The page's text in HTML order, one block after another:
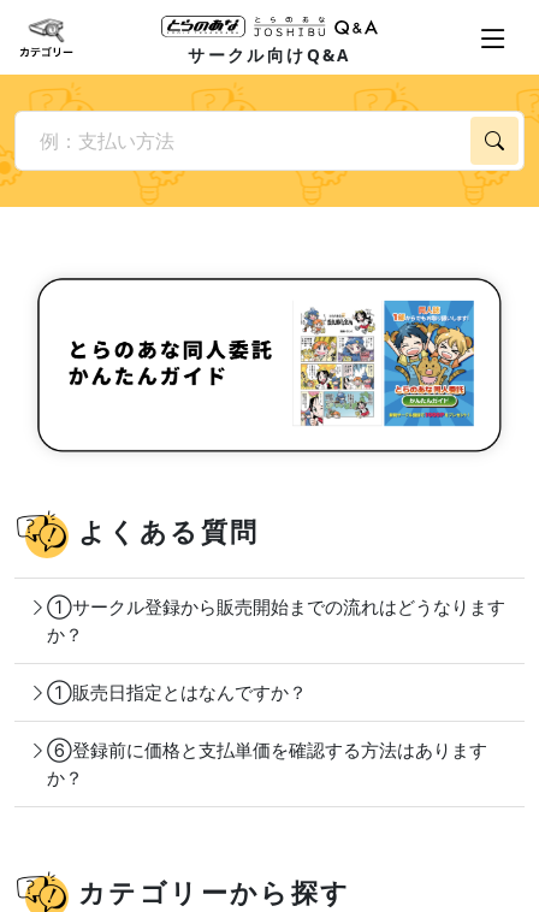
サークル向けQ&A
よくある質問
①サークル登録から販売開始までの流れはどうなります
か？
①販売日指定とはなんですか？
⑥登録前に価格と支払単価を確認する方法はあります
か？
カテゴリーから探す